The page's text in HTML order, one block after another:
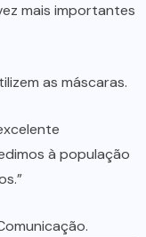
mais importantes
as máscaras.
à população